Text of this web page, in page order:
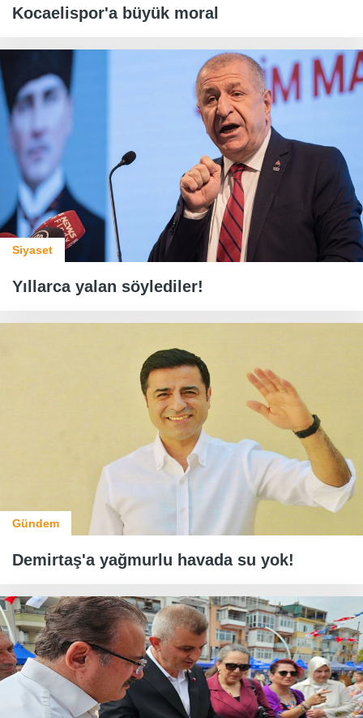
Kocaelispor'a büyük moral
Siyaset
Yıllarca yalan söylediler!
Gündem
Demirtaş'a yağmurlu havada su yok!